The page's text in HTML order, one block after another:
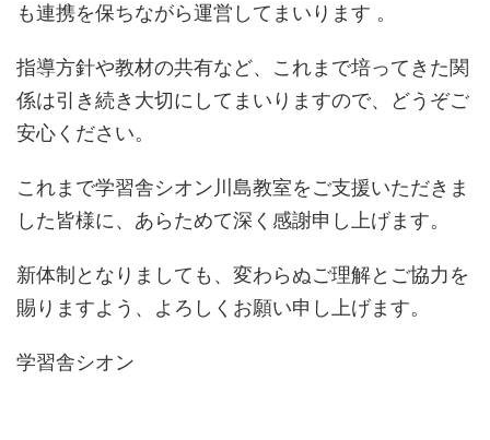
も連携を保ちながら運営してまいります 。
指導方針や教材の共有など、これまで培ってきた関
係は引き続き大切にしてまいりますので、どうぞご
安心ください。
これまで学習舎シオン川島教室をご支援いただきま
した皆様に、あらためて深く感謝申し上げます。
新体制となりましても、変わらぬご理解とご協力を
賜りますよう、よろしくお願い申し上げます。
学習舎シオン